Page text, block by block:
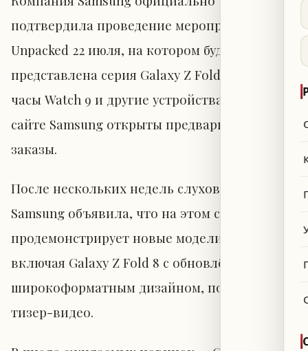
подтвердила проведение мероприятия
Unpacked 22 июля, на котором будет
представлена серия Galaxy Z Fold 8, новые
часы Watch 9 и другие устройства. Сейчас на
сайте Samsung открыты предварительные
заказы.
После нескольких недель слухов и утечек
Samsung объявила, что на этом событии
продемонстрирует новые модели Galaxy,
включая Galaxy Z Fold 8 с обновлённым
широкоформатным дизайном, показанным в
тизер-видео.